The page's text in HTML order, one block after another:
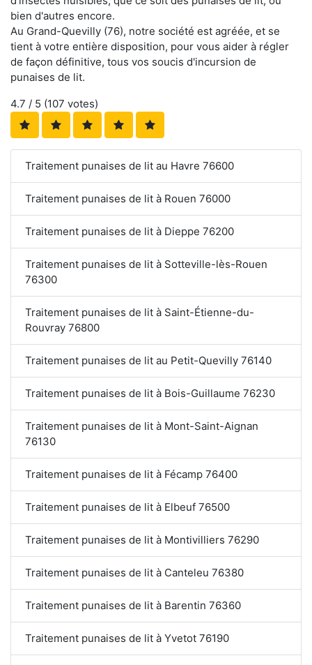
bien d'autres encore.
Au Grand-Quevilly (76), notre société est agréée, et se
tient à votre entière disposition, pour vous aider à régler
de façon définitive, tous vos soucis d'incursion de
punaises de lit.
4.7 / 5 (107 votes)
Traitement punaises de lit au Havre 76600
Traitement punaises de lit à Rouen 76000
Traitement punaises de lit à Dieppe 76200
Traitement punaises de lit à Sotteville-lès-Rouen
76300
Traitement punaises de lit à Saint-Étienne-du-
Rouvray 76800
Traitement punaises de lit au Petit-Quevilly 76140
Traitement punaises de lit à Bois-Guillaume 76230
Traitement punaises de lit à Mont-Saint-Aignan
76130
Traitement punaises de lit à Fécamp 76400
Traitement punaises de lit à Elbeuf 76500
Traitement punaises de lit à Montivilliers 76290
Traitement punaises de lit à Canteleu 76380
Traitement punaises de lit à Barentin 76360
Traitement punaises de lit à Yvetot 76190